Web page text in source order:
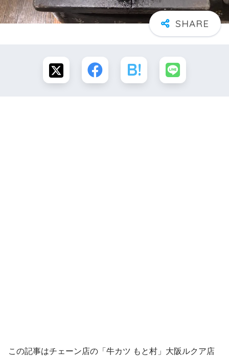
この記事はチェーン店の「牛カツ もと村」大阪ルクア店